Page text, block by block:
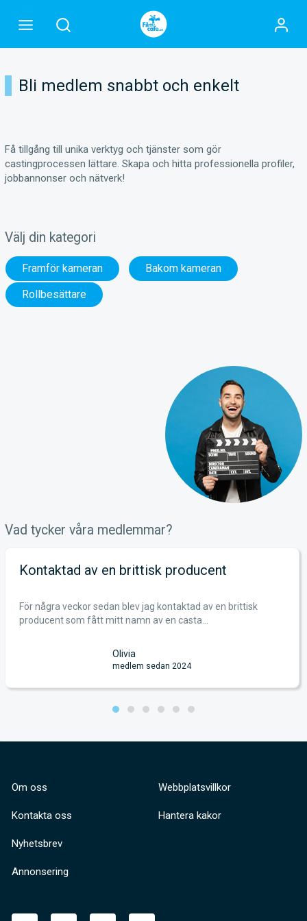
Bli medlem snabbt och enkelt
Få tillgång till unika verktyg och tjänster som gör
castingprocessen lättare. Skapa och hitta professionella profiler,
jobbannonser och nätverk!
Välj din kategori
Framför kameran
Bakom kameran
Rollbesättare
Vad tycker våra medlemmar?
Kontaktad av en brittisk producent
För några veckor sedan blev jag kontaktad av en brittisk
producent som fått mitt namn av en casta...
Olivia
medlem sedan 2024
Om oss
Kontakta oss
Nyhetsbrev
Annonsering
Webbplatsvillkor
Hantera kakor